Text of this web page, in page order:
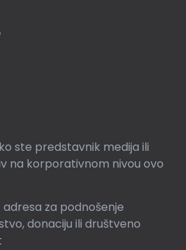
ste predstavnik medija ili
na korporativnom nivou ovo
adresa za podnošenje
donaciju ili društveno